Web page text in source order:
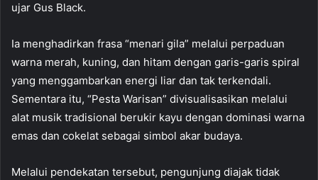
ujar Gus Black.
Ia menghadirkan frasa “menari gila” melalui perpaduan
warna merah, kuning, dan hitam dengan garis-garis spiral
yang menggambarkan energi liar dan tak terkendali.
Sementara itu, “Pesta Warisan” divisualisasikan melalui
alat musik tradisional berukir kayu dengan dominasi warna
emas dan cokelat sebagai simbol akar budaya.
Melalui pendekatan tersebut, pengunjung diajak tidak